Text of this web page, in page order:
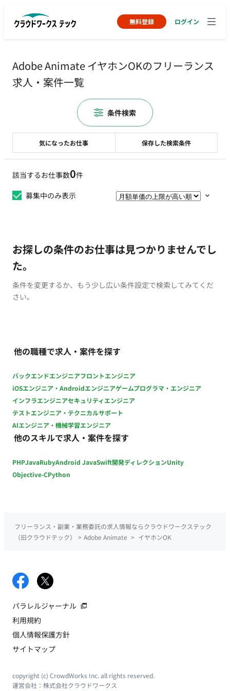
無料登録 ログイン
Adobe Animate イヤホンOKのフリーランス
求人・案件一覧
該当するお仕事数0件
募集中のみ表示
お探しの条件のお仕事は見つかりませんでし
た。
条件を変更するか、もう少し広い条件設定で検索してみてくだ
さい。
他の職種で求人・案件を探す
バックエンドエンジニアフロントエンジニア
iOSエンジニア・Androidエンジニアゲームプログラマ・エンジニア
インフラエンジニアセキュリティエンジニア
テストエンジニア・テクニカルサポート
AIエンジニア・機械学習エンジニア
他のスキルで求人・案件を探す
PHPJavaRubyAndroid JavaSwift開発ディレクションUnity
Objective-CPython
気になったお仕事 保存した検索条件
条件検索
フリーランス・副業・業務委託の求人情報ならクラウドワークステック
（旧クラウドテック）
> Adobe Animate > イヤホンOK
パラレルジャーナル
利用規約
個人情報保護方針
サイトマップ
copyright (c) CrowdWorks Inc. all rights reserved.
運営会社： 株式会社クラウドワークス